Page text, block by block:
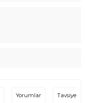
Yorumlar Tavsiye Et